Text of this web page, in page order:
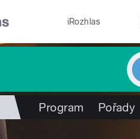
iRozhlas
Program Pořady